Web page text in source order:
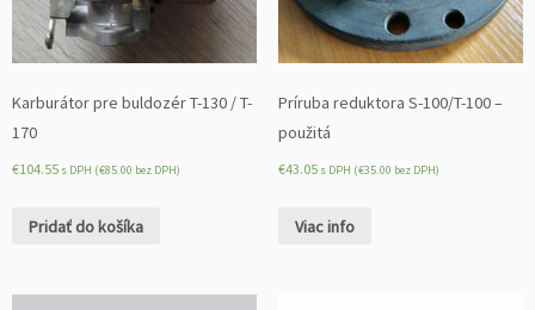
a
n
ý
d
Karburátor pre buldozér T-130 / T-
170
€104.55 s DPH (€85.00 bez DPH)
Pridať do košíka
Príruba reduktora S-100/T-100 –
použitá
€43.05 s DPH (€35.00 bez DPH)
Viac info